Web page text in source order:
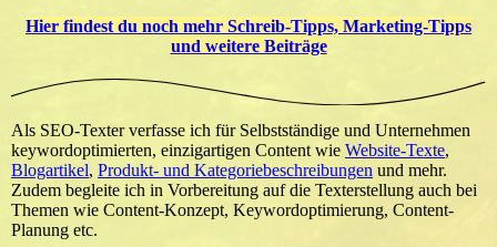
Hier findest du noch mehr Schreib-Tipps, Marketing-Tipps
und weitere Beiträge
Als SEO-Texter verfasse ich für Selbstständige und Unternehmen
keywordoptimierten, einzigartigen Content wie Website-Texte,
Blogartikel, Produkt- und Kategoriebeschreibungen und mehr.
Zudem begleite ich in Vorbereitung auf die Texterstellung auch bei
Themen wie Content-Konzept, Keywordoptimierung, Content-
Planung etc.